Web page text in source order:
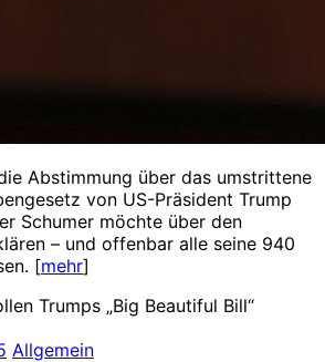
Abstimmung über das umstrittene
von US-Präsident Trump
Schumer möchte über den
– und offenbar alle seine 940
[mehr]
Trumps „Big Beautiful Bill“
Allgemein